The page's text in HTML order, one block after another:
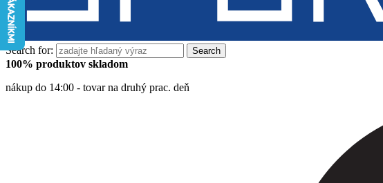
Search for:
100% produktov skladom
nákup do 14:00 - tovar na druhý prac. deň